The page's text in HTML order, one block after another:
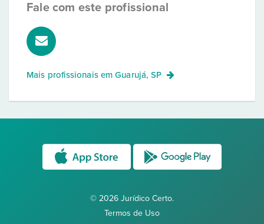
Fale com este profissional
Mais profissionais emGuarujá, SP
© 2026 Jurídico Certo.
Termos de Uso